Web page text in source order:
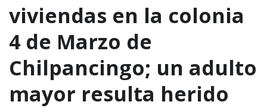
viviendas en la colonia
4 de Marzo de
Chilpancingo; un adulto
mayor resulta herido